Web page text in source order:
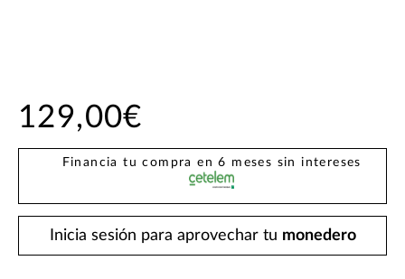
129,00€
Financia tu compra en 6 meses sin intereses
Inicia sesión para aprovechar tu monedero